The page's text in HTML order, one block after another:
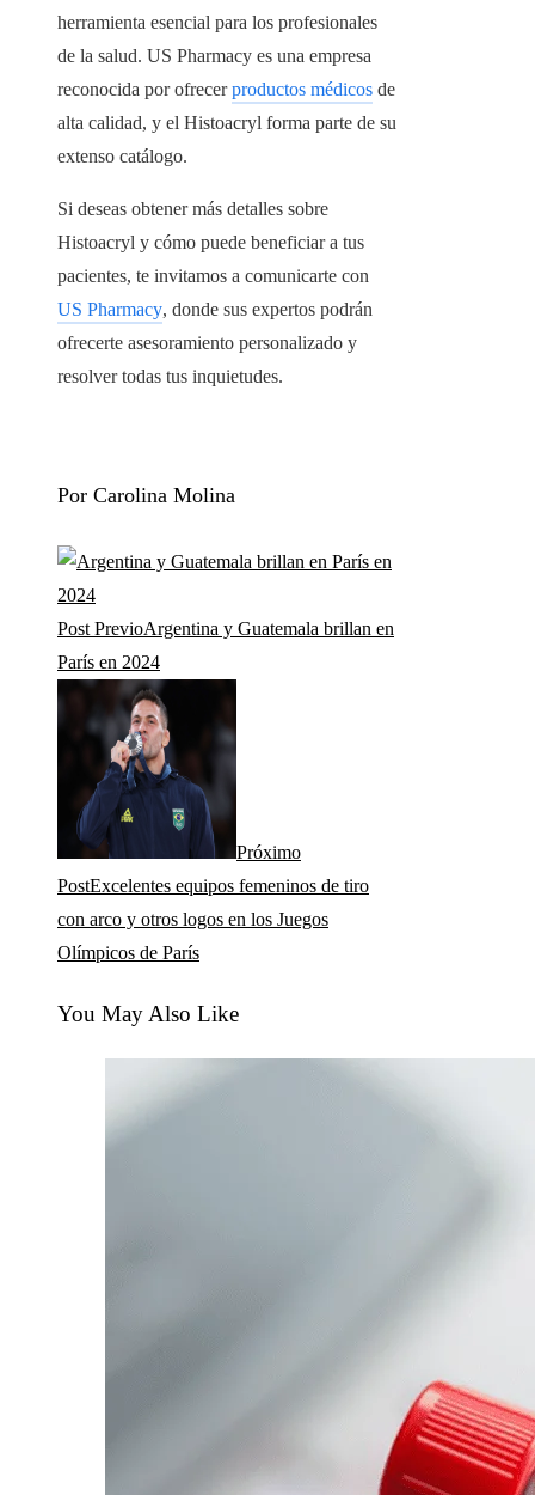
herramienta esencial para los profesionales
de la salud. US Pharmacy es una empresa
reconocida por ofrecerproductos médicos de
alta calidad, y el Histoacryl forma parte de su
extenso catálogo.
Si deseas obtener más detalles sobre
Histoacryl y cómo puede beneficiar a tus
pacientes, te invitamos a comunicarte con
US Pharmacy, donde sus expertos podrán
ofrecerte asesoramiento personalizado y
resolver todas tus inquietudes.
Por Carolina Molina
Post PrevioArgentina y Guatemala brillan en
París en 2024
Próximo
PostExcelentes equipos femeninos de tiro
con arco y otros logos en los Juegos
Olímpicos de París
You May Also Like